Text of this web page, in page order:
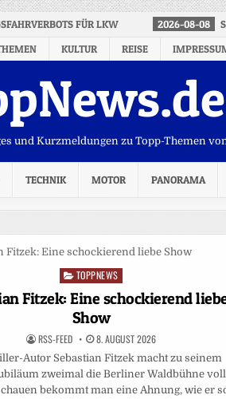
FÜR LKW 2026-08-08
KULTUR REISE
und Kurzmeldungen zu Topp-Themen
TECHNIK MOTOR PANORAMA
Posted
TOPPNEWS
Fitzek: Eine schockierend
Show
RSS-FEED 8. AUGUST 2026
Autor Sebastian Fitzek macht zu seinem
zweimal die Berliner Waldbühne
bekommt man eine Ahnung, wie er